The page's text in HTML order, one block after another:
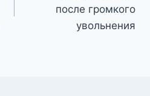
после громкого
увольнения